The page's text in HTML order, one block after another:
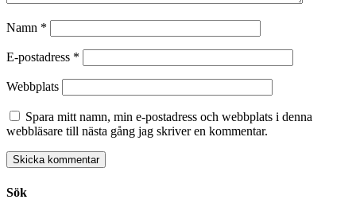
Namn *
E-postadress *
Webbplats
Spara mitt namn, min e-postadress och webbplats i denna
webbläsare till nästa gång jag skriver en kommentar.
Sök